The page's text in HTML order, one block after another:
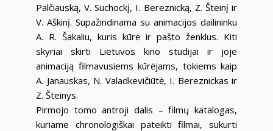
Palčiauską, V. Suchockį, I. Bereznicką, Z. Šteinį ir
V. Aškinį. Supažindinama su animacijos dailininku
A. R. Šakaliu, kuris kūrė ir pašto ženklus. Kiti
skyriai skirti Lietuvos kino studijai ir joje
animaciją filmavusiems kūrėjams, tokiems kaip
A. Janauskas, N. Valadkevičiūtė, I. Bereznickas ir
Z. Šteinys.
Pirmojo tomo antroji dalis – filmų katalogas,
kuriame chronologiškai pateikti filmai, sukurti